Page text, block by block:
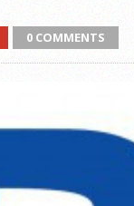
0 COMMENTS